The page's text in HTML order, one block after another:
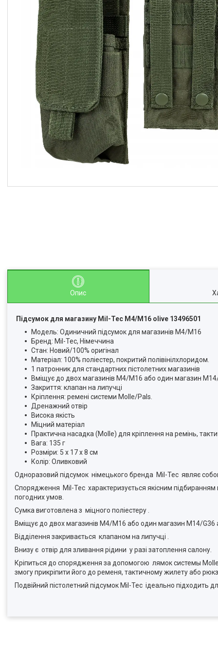
Опис
Підсумок для магазину Mil-Tec M4/M16 olive 13496501
Модель: Одиничний підсумок для магазинів M4/M16
Бренд: Mil-Tec, Німеччина
Стан: Новий/100% оригінал
Матеріал: 100% поліестер, покритий полівінілхлоридом.
1 патронник для стандартних пістолетних магазинів
Вміщує до двох магазинів M4/M16 або один магазин
Закриття: клапан на липучці
Кріплення: ремені системи Molle/Pals.
Дренажний отвір
Висока якість
Міцний матеріал
Практична насадка (Molle) для кріплення на ремінь,
Вага: 135 г
Розміри: 5 х 17 х 8 см
Колір: Оливковий
Одноразовий підсумок німецького бренда Mil-Tec являє
Спорядження Mil-Tec характеризується якісним підбиранням
погодних умов.
Сумка виготовлена з міцного поліестеру .
Вміщує до двох магазинів M4/M16 або один магазин M14/G36
Відділення закривається клапаном на липучці .
Внизу є отвір для зливання рідини у разі затоплення салону.
Кріпиться до спорядження за допомогою лямок системы
змогу прикріпити його до ременя, тактичному жилету або
Подвійний пістолетний підсумок Mil-Tec ідеально підходить